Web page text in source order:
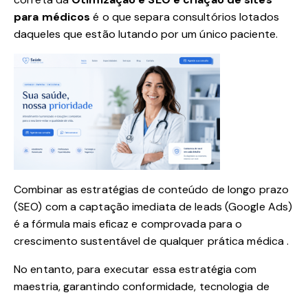
para médicos é o que separa consultórios lotados
daqueles que estão lutando por um único paciente.
Combinar as estratégias de conteúdo de longo prazo
(SEO) com a captação imediata de leads (Google Ads)
é a fórmula mais eficaz e comprovada para o
crescimento sustentável de qualquer prática médica .
No entanto, para executar essa estratégia com
maestria, garantindo conformidade, tecnologia de